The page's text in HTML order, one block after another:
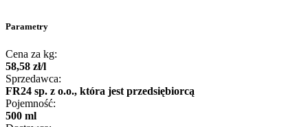
Parametry
Cena za kg:
58,58 zł/l
Sprzedawca:
FR24 sp. z o.o., która jest przedsiębiorcą
Pojemność:
500 ml